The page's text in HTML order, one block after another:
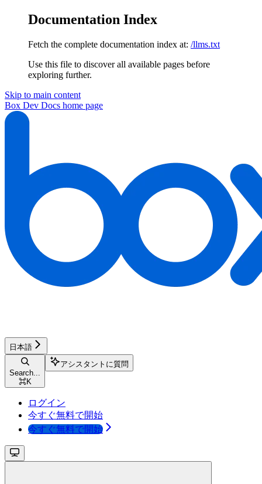
Documentation Index
Fetch the complete documentation index at: /llms.txt
Use this file to discover all available pages before
exploring further.
Skip to main content
Box Dev Docs home page
日本語
Search...
⌘K
アシスタントに質問
ログイン
今すぐ無料で開始
今すぐ無料で開始